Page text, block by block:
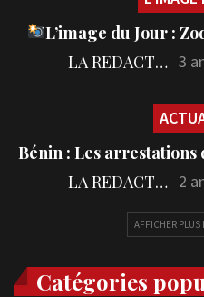
L’image du Jour :
LA REDACTION 3
Bénin : Les
LA REDACTION 2
AFFICHER PLUS
Catégories